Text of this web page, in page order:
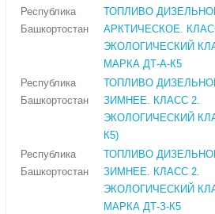
Республика
Башкортостан
ТОПЛИВО
АРКТИЧЕСКОЕ.
ЭКОЛОГИЧЕСКИЙ
МАРКА ДТ-А-К5
Республика
Башкортостан
ТОПЛИВО
ЗИМНЕЕ. КЛАСС 2.
ЭКОЛОГИЧЕСКИЙ
К5)
Республика
Башкортостан
ТОПЛИВО
ЗИМНЕЕ. КЛАСС 2.
ЭКОЛОГИЧЕСКИЙ
МАРКА ДТ-З-К5